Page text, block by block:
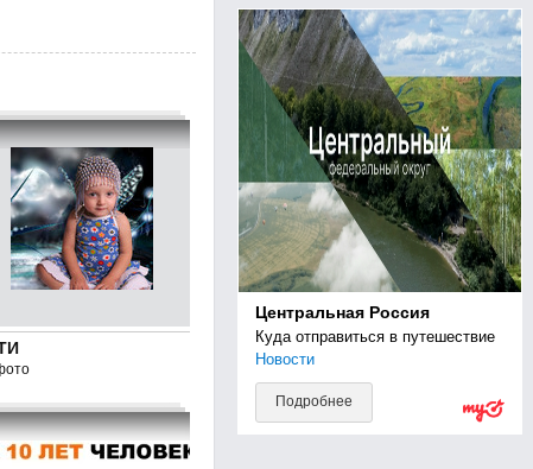
Центральная Россия
Куда отправиться в путешествие
Новости
Подробнее